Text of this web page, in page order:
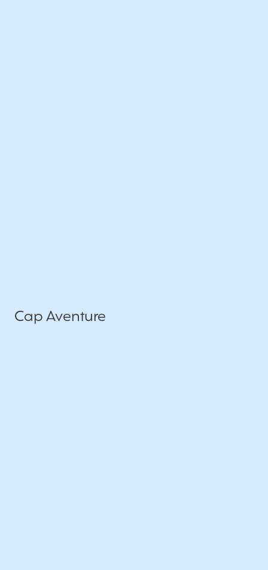
Cap Aventure